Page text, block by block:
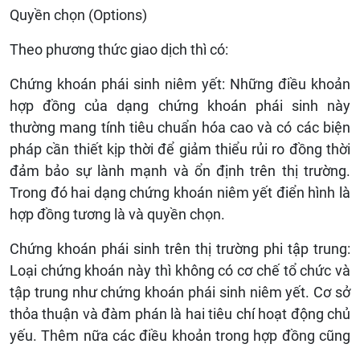
Quyền chọn (Options)
Theo phương thức giao dịch thì có:
Chứng khoán phái sinh niêm yết: Những điều khoản
hợp đồng của dạng chứng khoán phái sinh này
thường mang tính tiêu chuẩn hóa cao và có các biện
pháp cần thiết kịp thời để giảm thiểu rủi ro đồng thời
đảm bảo sự lành mạnh và ổn định trên thị trường.
Trong đó hai dạng chứng khoán niêm yết điển hình là
hợp đồng tương là và quyền chọn.
Chứng khoán phái sinh trên thị trường phi tập trung:
Loại chứng khoán này thì không có cơ chế tổ chức và
tập trung như chứng khoán phái sinh niêm yết. Cơ sở
thỏa thuận và đàm phán là hai tiêu chí hoạt động chủ
yếu. Thêm nữa các điều khoản trong hợp đồng cũng